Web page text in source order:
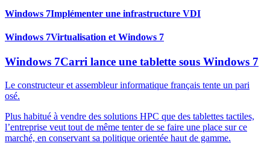
Windows 7Implémenter une infrastructure VDI
Windows 7Virtualisation et Windows 7
Windows 7Carri lance une tablette sous Windows 7
Le constructeur et assembleur informatique français tente un pari
osé.
Plus habitué à vendre des solutions HPC que des tablettes tactiles,
l’entreprise veut tout de même tenter de se faire une place sur ce
marché, en conservant sa politique orientée haut de gamme.